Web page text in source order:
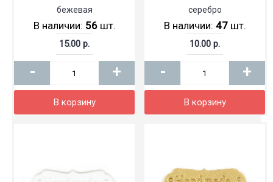
бежевая
В наличии: 56шт.
15.00 р.
- +
В корзину
серебро
В наличии: 47шт.
10.00 р.
- +
В корзину